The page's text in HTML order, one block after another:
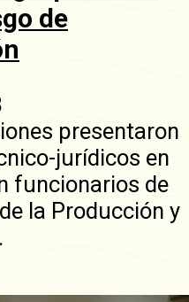
de
presentaron
jurídicos en
funcionarios de
la Producción y